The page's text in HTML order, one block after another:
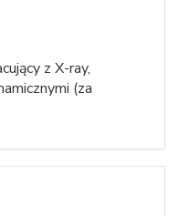
z X-ray,
(za